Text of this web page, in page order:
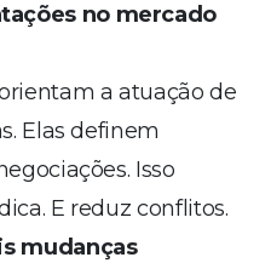
no mercado
a atuação de
Elas definem
Isso
E reduz conflitos.
mudanças